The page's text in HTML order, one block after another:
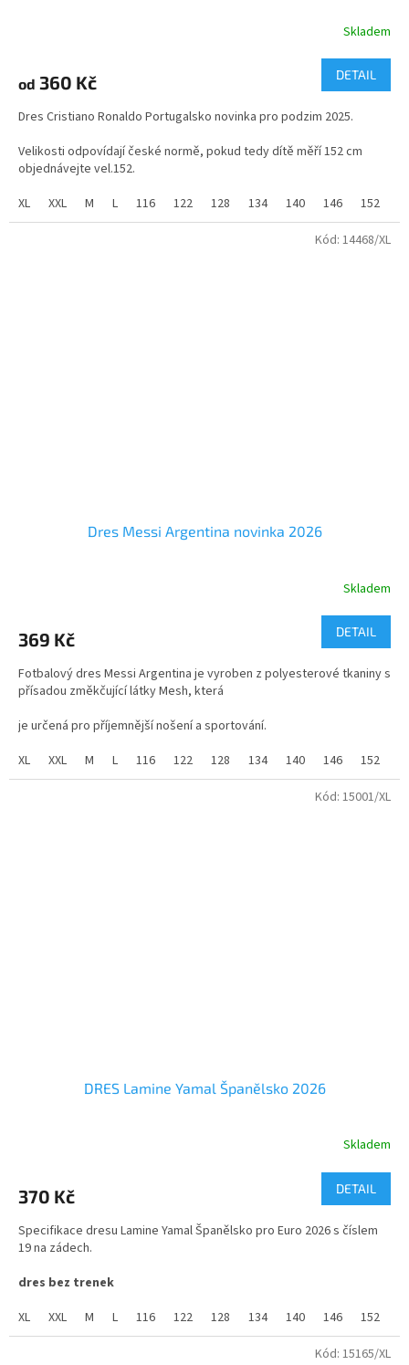
je
z
hvězdiček.
Skladem
od 360 Kč DETAIL
Dres Cristiano Ronaldo Portugalsko novinka pro podzim 2025.
Velikosti odpovídají české normě, pokud tedy dítě měří 152 cm
objednávejte vel.152.
Skladem ve všech velikostech.
XL XXL M L 116 122 128 134 140 146 152
Dres Messi Argentina novinka 2026
je
z
5
Skladem
369 Kč DETAIL
Fotbalový dres Messi Argentina je vyroben z polyesterové tkaniny s
přísadou změkčující látky Mesh, která
je určená pro příjemnější nošení a sportování.
Velikosti dětské od 116 do 158 a velikosti dospělé od S do XXL.
XL XXL M L 116 122 128 134 140 146 152
Kód: 14468/XL
DRES Lamine Yamal Španělsko 2026
je
z
5
Skladem
370 Kč DETAIL
Specifikace dresu Lamine Yamal Španělsko pro Euro 2026 s číslem
19 na zádech.
dres bez trenek
Materiál:
100% polyester
Gramáž: 145g/m2
XL XXL M L 116 122 128 134 140 146 152
Kód: 15001/XL
Kód: 15165/XL